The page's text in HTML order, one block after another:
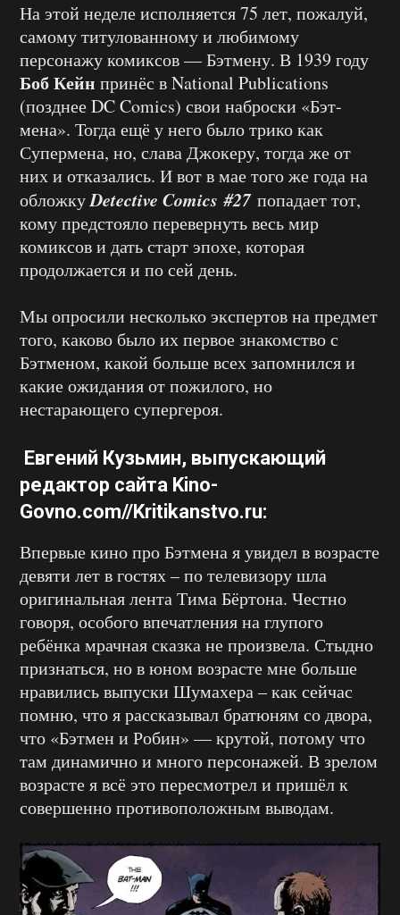
На этой неделе исполняется 75 лет, пожалуй,
самому титулованному и любимому
персонажу комиксов — Бэтмену. В 1939 году
Боб Кейн принёс в National Publications
(позднее DC Comics) свои наброски «Бэт-
мена». Тогда ещё у него было трико как
Супермена, но, слава Джокеру, тогда же от
них и отказались. И вот в мае того же года на
обложкуDetective Comics #27попадает тот,
кому предстояло перевернуть весь мир
комиксов и дать старт эпохе, которая
продолжается и по сей день.
Мы опросили несколько экспертов на предмет
того, каково было их первое знакомство с
Бэтменом, какой больше всех запомнился и
какие ожидания от пожилого, но
нестарающего супергероя.
Евгений Кузьмин, выпускающий
редактор сайта Kino-
Govno.com//Kritikanstvo.ru:
Впервые кино про Бэтмена я увидел в возрасте
девяти лет в гостях – по телевизору шла
оригинальная лента Тима Бёртона. Честно
говоря, особого впечатления на глупого
ребёнка мрачная сказка не произвела. Стыдно
признаться, но в юном возрасте мне больше
нравились выпуски Шумахера – как сейчас
помню, что я рассказывал братюням со двора,
что «Бэтмен и Робин» — крутой, потому что
там динамично и много персонажей. В зрелом
возрасте я всё это пересмотрел и пришёл к
совершенно противоположным выводам.